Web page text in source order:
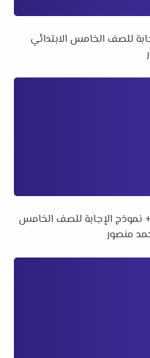
للصف الخامس الابتدائي
+ نموذج الإجابة للصف الخامس